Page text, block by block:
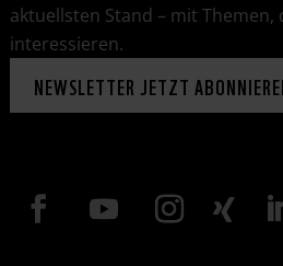
aktuellsten Stand – mit Themen,
interessieren.
NEWSLETTER JETZT